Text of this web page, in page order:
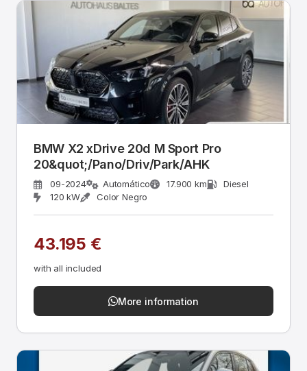
BMW X2 xDrive 20d M Sport Pro
20&quot;/Pano/Driv/Park/AHK
09-2024 Automático 17.900 km
Diesel
120 kW
Color Negro
43.195 €
with all included
More information